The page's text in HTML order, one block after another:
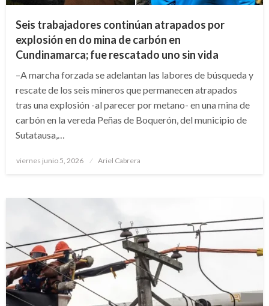
Seis trabajadores continúan atrapados por
explosión en do mina de carbón en
Cundinamarca; fue rescatado uno sin vida
–A marcha forzada se adelantan las labores de búsqueda y
rescate de los seis mineros que permanecen atrapados
tras una explosión -al parecer por metano- en una mina de
carbón en la vereda Peñas de Boquerón, del municipio de
Sutatausa,…
Publicado
viernes junio 5, 2026 Ariel Cabrera